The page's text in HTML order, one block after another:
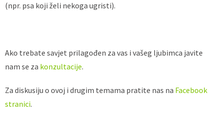
(npr. psa koji želi nekoga ugristi).
Ako trebate savjet prilagođen za vas i vašeg ljubimca javite
nam se za konzultacije.
Za diskusiju o ovoj i drugim temama pratite nas na Facebook
stranici.